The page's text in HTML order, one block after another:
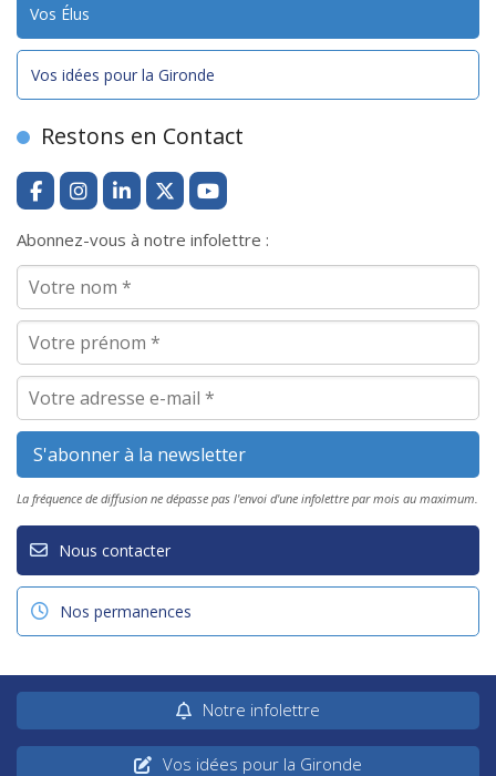
Vos Élus
Vos idées pour la Gironde
Restons en Contact
Abonnez-vous à notre infolettre :
La fréquence de diffusion ne dépasse pas l'envoi d'une infolettre par mois au maximum.
Nous contacter
Nos permanences
Notre infolettre
Vos idées pour la Gironde